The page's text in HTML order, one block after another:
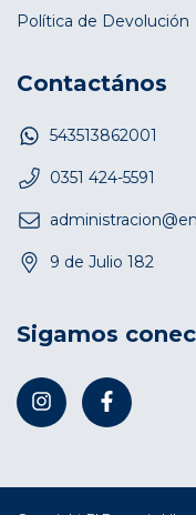
Política de Devolución
Contactános
543513862001
0351 424-5591
9 de Julio 182
Sigamos